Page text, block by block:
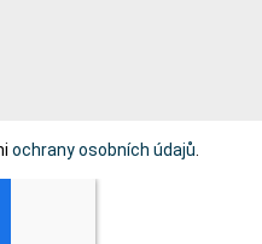
ochrany osobních údajů